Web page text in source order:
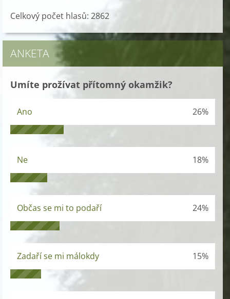
Celkový počet hlasů: 2862
ANKETA
Umíte prožívat přítomný okamžik?
Ano 26%
Ne 18%
Občas se mi to podaří 24%
Zadaří se mi málokdy 15%